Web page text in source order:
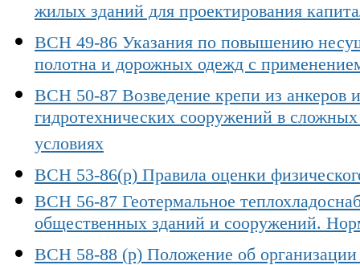
жилых зданий для проектирования
ВСН 49-86 Указания по повышению
полотна и дорожных одежд с
ВСН 50-87 Возведение крепи из анкеров
гидротехнических сооружений в
условиях
ВСН 53-86(р) Правила оценки
ВСН 56-87 Геотермальное
общественных зданий и сооружений.
ВСН 58-88 (р) Положение об организации